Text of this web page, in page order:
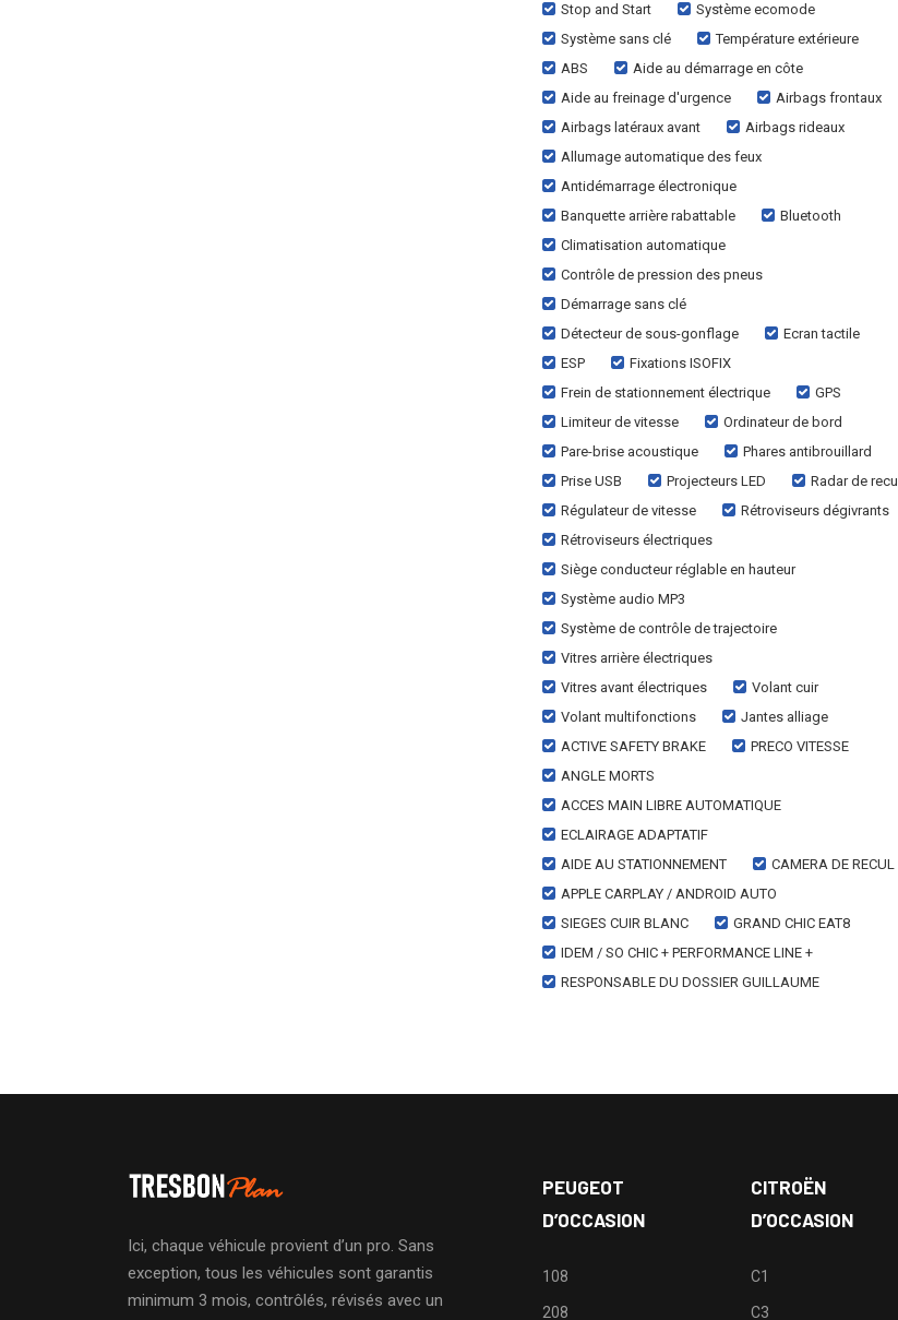
Stop and Start
Système ecomode
Système sans clé
Température extérieure
ABS
Aide au démarrage en côte
Aide au freinage d'urgence
Airbags frontaux
Airbags latéraux avant
Airbags rideaux
Allumage automatique des feux
Antidémarrage électronique
Banquette arrière rabattable
Bluetooth
Climatisation automatique
Contrôle de pression des pneus
Démarrage sans clé
Détecteur de sous-gonflage
Ecran tactile
ESP
Fixations ISOFIX
Frein de stationnement électrique
GPS
Limiteur de vitesse
Ordinateur de bord
Pare-brise acoustique
Phares antibrouillard
Prise USB
Projecteurs LED
Radar de recul
Régulateur de vitesse
Rétroviseurs dégivrants
Rétroviseurs électriques
Siège conducteur réglable en hauteur
Système audio MP3
Système de contrôle de trajectoire
Vitres arrière électriques
Vitres avant électriques
Volant cuir
Volant multifonctions
Jantes alliage
ACTIVE SAFETY BRAKE
PRECO VITESSE
ANGLE MORTS
ACCES MAIN LIBRE AUTOMATIQUE
ECLAIRAGE ADAPTATIF
AIDE AU STATIONNEMENT
CAMERA DE RECUL
APPLE CARPLAY / ANDROID AUTO
SIEGES CUIR BLANC
GRAND CHIC EAT8
IDEM / SO CHIC + PERFORMANCE LINE +
RESPONSABLE DU DOSSIER GUILLAUME
Ici, chaque véhicule provient d’un pro. Sans
exception, tous les véhicules sont garantis
minimum 3 mois, contrôlés, révisés avec un
PEUGEOT
D’OCCASION
108
208
CITROËN
D’OCCASION
C1
C3